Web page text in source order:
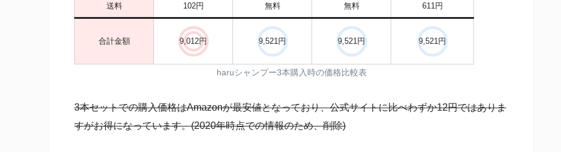
送料 102円 無料 無料 611円
合計金額 9,012円 9,521円 9,521円 9,521円
haruシャンプー3本購入時の価格比較表
3本セットでの購入価格はAmazonが最安値となっており、公式サイトに比べわずか12円ではありま
すがお得になっています。(2020年時点での情報のため、削除)